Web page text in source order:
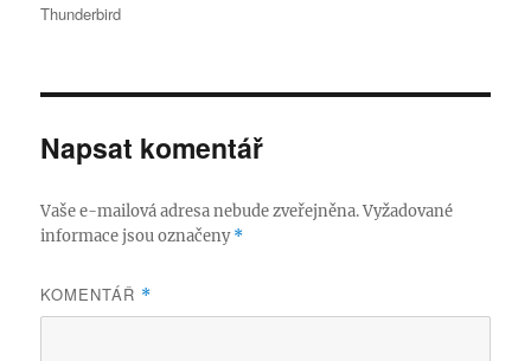
Thunderbird
Napsat komentář
Vaše e-mailová adresa nebude zveřejněna. Vyžadované
informace jsou označeny*
KOMENTÁŘ *